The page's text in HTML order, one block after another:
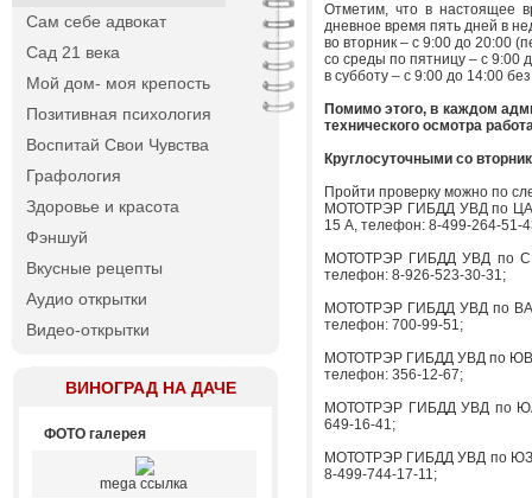
Сам себе адвокат
Сад 21 века
Мой дом- моя крепость
Позитивная психология
Воспитай Свои Чувства
Графология
Здоровье и красота
Фэншуй
Вкусные рецепты
Аудио открытки
Видео-открытки
ВИНОГРАД НА ДАЧЕ
ФОТО галерея
mega ссылка
Отметим, что в настоящее
дневное время пять дней в
во вторник – с 9:00 до 20:00
со среды по пятницу – с 9:00
в субботу – с 9:00 до 14:00
Помимо этого, в каждом
технического осмотра
Круглосуточными со
Пройти проверку можно по
МОТОТРЭР ГИБДД УВД по
15 А, телефон: 8-499-264-51-
МОТОТРЭР ГИБДД УВД по
телефон: 8-926-523-30-31;
МОТОТРЭР ГИБДД УВД по
телефон: 700-99-51;
МОТОТРЭР ГИБДД УВД по
телефон: 356-12-67;
МОТОТРЭР ГИБДД УВД по
649-16-41;
МОТОТРЭР ГИБДД УВД по
8-499-744-17-11;